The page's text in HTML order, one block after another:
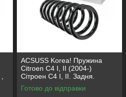
ACSUSS Korea! Пружина
Citroen C4 I, II (2004-)
Сітроен С4 I, II. Задня.
4266715 , RH6097 , 996669.
Аксусс Корея
Готово до відправки